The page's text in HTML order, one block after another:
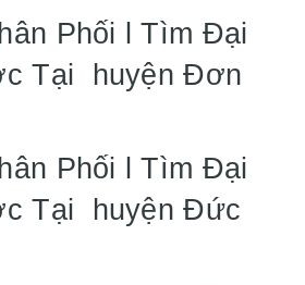
Phối l Tìm Đại
Tại huyện Đơn
Phối l Tìm Đại
Tại huyện Đức